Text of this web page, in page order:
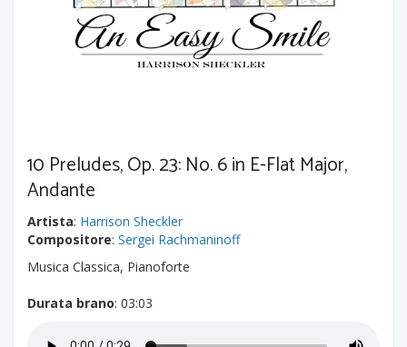
10 Preludes, Op. 23: No. 6 in E-Flat Major,
Andante
Artista: Harrison Sheckler
Compositore: Sergei Rachmaninoff
Musica Classica, Pianoforte
Durata brano: 03:03